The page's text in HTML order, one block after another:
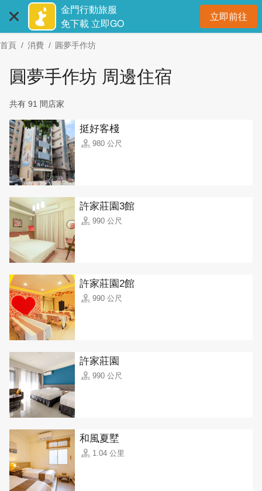
主
要
金門行動旅服
免下載 立即GO
立即前往開
首頁 消費 圓夢手作坊
圓夢手作坊 周邊住宿
共有 91 間店家
挺好客棧
980 公尺
許家莊園3館
990 公尺
許家莊園2館
990 公尺
許家莊園
990 公尺
和風夏墅
1.04 公里